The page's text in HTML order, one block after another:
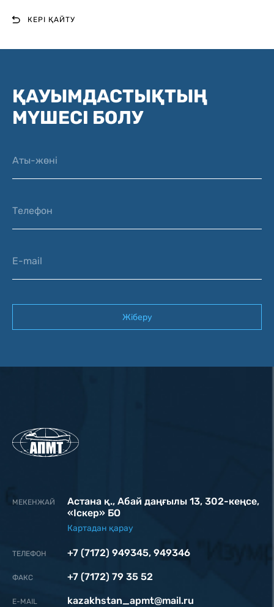
КЕРІ ҚАЙТУ
ҚАУЫМДАСТЫҚТЫҢ
МҮШЕСІ БОЛУ
Аты-жөні
Телефон
E-mail
Жіберу
МЕКЕНЖАЙ
Астана қ., Абай даңғылы 13, 302-кеңсе,
«Iскер» БО
Картадан қарау
ТЕЛЕФОН +7 (7172) 949345, 949346
ФАКС +7 (7172) 79 35 52
Е-MAIL kazakhstan_apmt@mail.ru